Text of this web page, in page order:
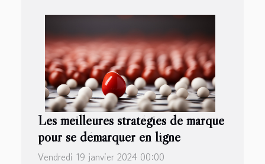
Les meilleures stratégies de marque
pour se démarquer en ligne
Vendredi 19 janvier 2024 00:00